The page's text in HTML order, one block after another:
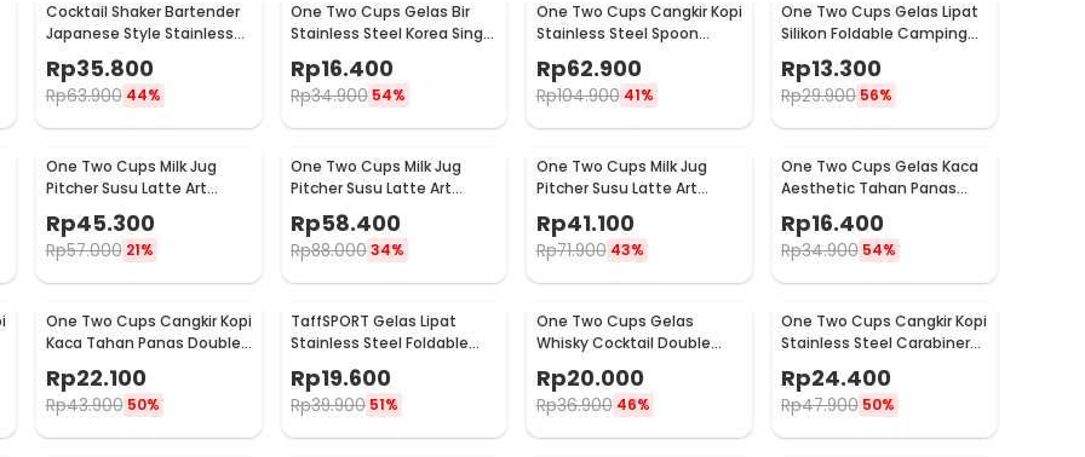
Cocktail Shaker Bartender
Japanese Style Stainless
Steel 200ml
Rp35.800
Rp63.900 44%
One Two Cups Gelas Bir
Stainless Steel Korea Single
Wall Glass 180ml - J070
Rp16.400
Rp34.900 54%
One Two Cups Cangkir Kopi
Stainless Steel Spoon
Saucer Cup 120ml - 201
Rp62.900
Rp104.900 41%
One Two Cups Gelas Lipat
Silikon Foldable Camping
with Strap 200ml - F120
Rp13.300
Rp29.900 56%
One Two Cups Milk Jug
Pitcher Susu Latte Art
Espresso Stainless Steel
600ml - J068
Rp45.300
Rp57.000 21%
One Two Cups Milk Jug
Pitcher Susu Latte Art
Espresso Stainless Steel
900ml - J068
Rp58.400
Rp88.00034%
One Two Cups Milk Jug
Pitcher Susu Latte Art
350ml - 10084
Rp41.100
Rp71.900 43%
One Two Cups Gelas Kaca
Aesthetic Tahan Panas
Double Wall Glass 250ml -
PLY1704
Rp16.400
Rp34.900 54%
One Two Cups Cangkir Kopi
Kaca Tahan Panas Double
Rp22.100
Rp43.900 50%
TaffSPORT Gelas Lipat
Stainless Steel Foldable
Cup Carabiner 240ml -
F180
Rp19.600
Rp39.900 51%
One Two Cups Gelas
Whisky Cocktail Double
- SG-02
Rp20.000
Rp36.900 46%
One Two Cups Cangkir Kopi
Stainless Steel Carabiner
Rp24.400
Rp47.900 50%